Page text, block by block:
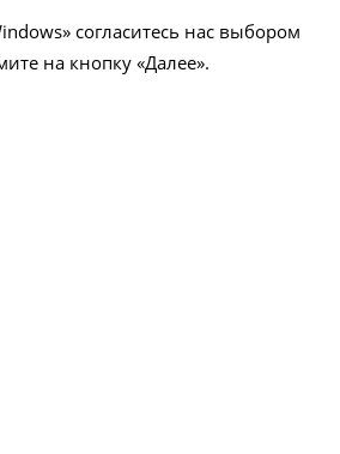
согласитесь нас выбором
на кнопку «Далее».